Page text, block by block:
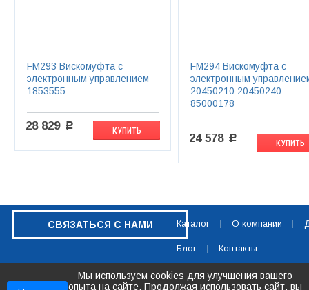
FM293 Вискомуфта с
электронным управлением
1853555
28 829 c
КУПИТЬ
FM294 Вискомуфта с
электронным
20450210 20450240
85000178
24 578 c
КУПИТЬ
СВЯЗАТЬСЯ С НАМИ Каталог О компании
Блог Контакты
2026 © ООО «АВТОГРУППА»
Мы используем cookies для улучшения вашего
опыта на сайте. Продолжая использовать сайт, вы